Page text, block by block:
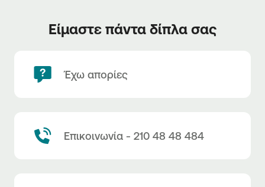
Είμαστε πάντα δίπλα σας
Έχω απορίες
Επικοινωνία - 210 48 48 484